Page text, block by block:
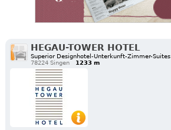
HEGAU-TOWER HOTEL
Superior Designhotel-Unterkunft-Zimmer-Suites
78224 Singen
1233 m